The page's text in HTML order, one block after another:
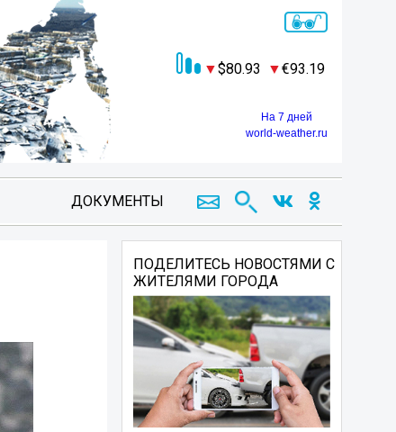
80.93 93.19
На 7 дней
world-weather.ru
ДОКУМЕНТЫ
ПОДЕЛИТЕСЬ НОВОСТЯМИ С
ЖИТЕЛЯМИ ГОРОДА